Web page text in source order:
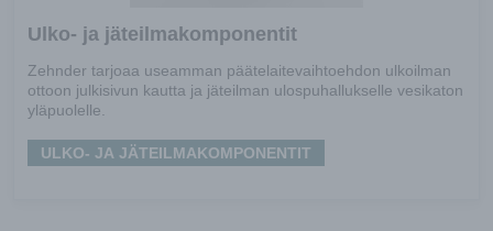
Ulko- ja jäteilmakomponentit
Zehnder tarjoaa useamman päätelaitevaihtoehdon ulkoilman
ottoon julkisivun kautta ja jäteilman ulospuhallukselle vesikaton
yläpuolelle.
ULKO- JA JÄTEILMAKOMPONENTIT